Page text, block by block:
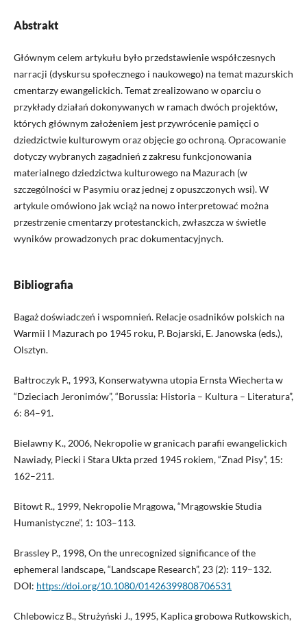
Abstrakt
Głównym celem artykułu było przedstawienie współczesnych
narracji (dyskursu społecznego i naukowego) na temat mazurskich
cmentarzy ewangelickich. Temat zrealizowano w oparciu o
przykłady działań dokonywanych w ramach dwóch projektów,
których głównym założeniem jest przywrócenie pamięci o
dziedzictwie kulturowym oraz objęcie go ochroną. Opracowanie
dotyczy wybranych zagadnień z zakresu funkcjonowania
materialnego dziedzictwa kulturowego na Mazurach (w
szczególności w Pasymiu oraz jednej z opuszczonych wsi). W
artykule omówiono jak wciąż na nowo interpretować można
przestrzenie cmentarzy protestanckich, zwłaszcza w świetle
wyników prowadzonych prac dokumentacyjnych.
Bibliografia
Bagaż doświadczeń i wspomnień. Relacje osadników polskich na
Warmii I Mazurach po 1945 roku, P. Bojarski, E. Janowska (eds.),
Olsztyn.
Bałtroczyk P., 1993, Konserwatywna utopia Ernsta Wiecherta w
“Dzieciach Jeronimów”, “Borussia: Historia – Kultura – Literatura”,
6: 84–91.
Bielawny K., 2006, Nekropolie w granicach parafii ewangelickich
Nawiady, Piecki i Stara Ukta przed 1945 rokiem, “Znad Pisy”, 15:
162–211.
Bitowt R., 1999, Nekropolie Mrągowa, “Mrągowskie Studia
Humanistyczne”, 1: 103–113.
Brassley P., 1998, On the unrecognized significance of the
ephemeral landscape, “Landscape Research”, 23 (2): 119–132.
DOI: https://doi.org/10.1080/01426399808706531
Chlebowicz B., Strużyński J., 1995, Kaplica grobowa Rutkowskich,